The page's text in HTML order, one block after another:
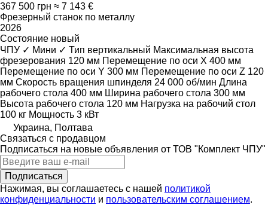
367 500 грн ≈ 7 143 €
Фрезерный станок по металлу
2026
Состояние новый
ЧПУ ✓ Мини ✓ Тип вертикальный Максимальная высота
фрезерования 120 мм Перемещение по оси X 400 мм
Перемещение по оси Y 300 мм Перемещение по оси Z 120
мм Скорость вращения шпинделя 24 000 об/мин Длина
рабочего стола 400 мм Ширина рабочего стола 300 мм
Высота рабочего стола 120 мм Нагрузка на рабочий стол
100 кг Мощность 3 кВт
Украина, Полтава
Связаться с продавцом
Подписаться на новые объявления от ТОВ "Комплект ЧПУ"
Подписаться
Нажимая, вы соглашаетесь с нашей политикой
конфиденциальности и пользовательским соглашением.